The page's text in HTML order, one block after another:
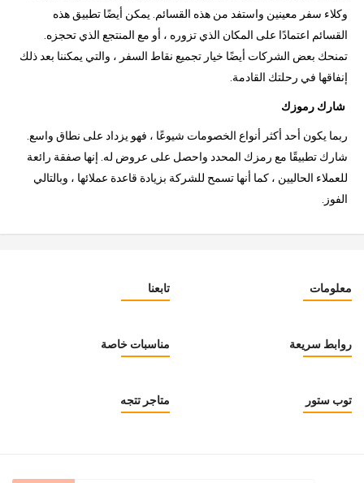
وكلاء سفر معينين واستفد من هذه القسائم. يمكن أيضًا تطبيق هذه
القسائم اعتمادًا على المكان الذي تزوره ، أو مع المنتجع الذي تحجزه.
تمنحك بعض الشركات أيضًا خيار تجميع نقاط السفر ، والتي يمكننا بعد ذلك
إنفاقها في رحلتك القادمة.
شارك رموزك
ربما يكون أحد أكثر أنواع الخصومات شيوعًا ، فهو يزداد على نطاق واسع.
شارك تطبيقًا مع رمزك المحدد واحصل على عروض له. إنها صفقة رائعة
للعملاء الحاليين ، كما أنها تسمح للشركة بزيادة قاعدة عملائها ، وبالتالي
الفوز.
تابعنا معلومات
مناسبات خاصة روابط سريعة
متاجر تتجه توب ستور